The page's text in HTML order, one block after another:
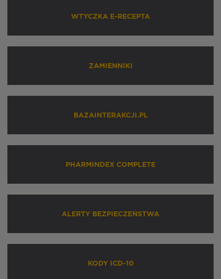
WTYCZKA E-RECEPTA
ZAMIENNIKI
BAZAINTERAKCJI.PL
PHARMINDEX COMPLETE
ALERTY BEZPIECZEŃSTWA
KODY ICD-10